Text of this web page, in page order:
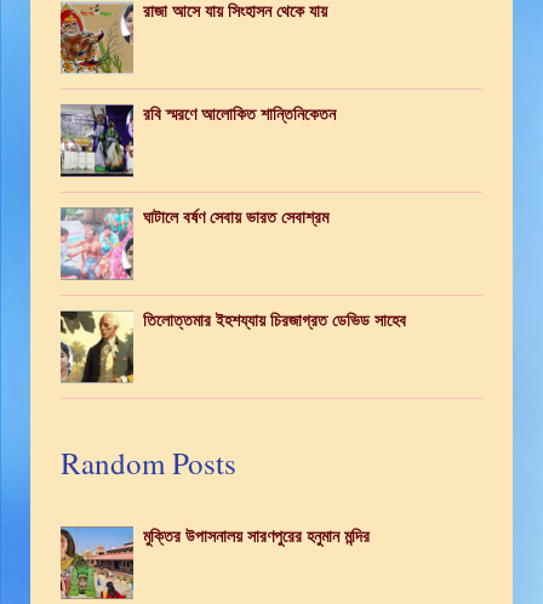
রাজা আসে যায় সিংহাসন থেকে যায়
রবি স্মরণে আলোকিত শান্তিনিকেতন
ঘাটালে বর্ষণ সেবায় ভারত সেবাশ্রম
তিলোত্তমার ইহশয্যায় চিরজাগ্রত ডেভিড সাহেব
Random Posts
মুক্তির উপাসনালয় সারণপুরের হনুমান মন্দির